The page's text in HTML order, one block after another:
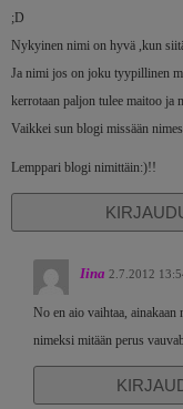
;D
Nykyinen nimi on hyvä ,kun
Ja nimi jos on joku tyypillinen
kerrotaan paljon tulee maitoo ja
Vaikkei sun blogi missään
Lemppari blogi nimittäin:)!!
Iina 2.7.2012
No en aio vaihtaa,
nimeksi mitään perus